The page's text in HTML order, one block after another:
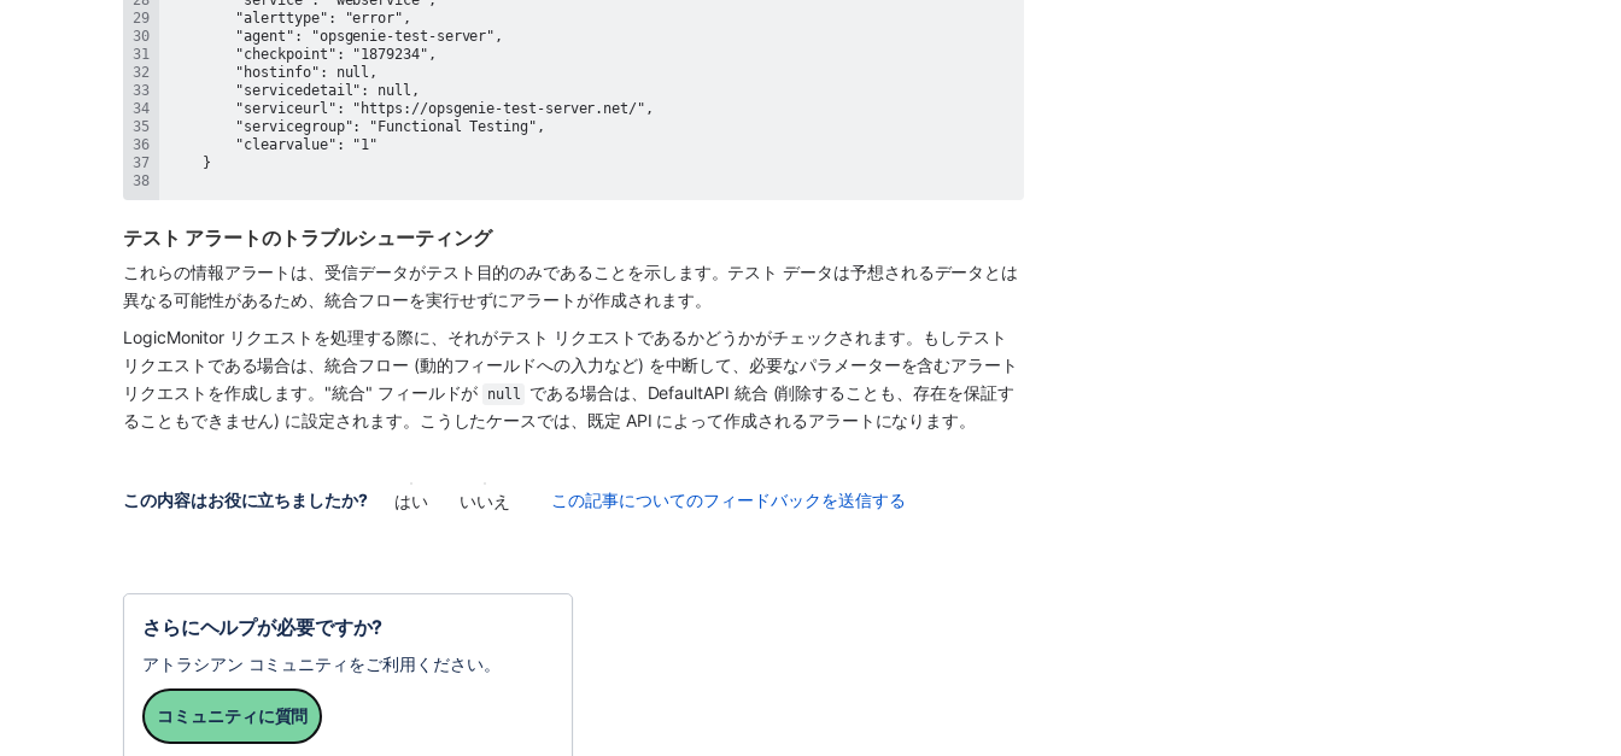
テスト アラートのトラブルシューティング
これらの情報アラートは、受信データがテスト目的のみであることを示します。テスト データは予想されるデータとは
異なる可能性があるため、統合フローを実行せずにアラートが作成されます。
LogicMonitor リクエストを処理する際に、それがテスト リクエストであるかどうかがチェックされます。もしテスト
リクエストである場合は、統合フロー (動的フィールドへの入力など) を中断して、必要なパラメーターを含むアラート
リクエストを作成します。"統合" フィールドが
null
である場合は、DefaultAPI 統合 (削除することも、存在を保証す
ることもできません) に設定されます。こうしたケースでは、既定 API によって作成されるアラートになります。
この内容はお役に立ちましたか? はい いいえ この記事についてのフィードバックを送信する
さらにヘルプが必要ですか?
アトラシアン コミュニティをご利用ください。
コミュニティに質問